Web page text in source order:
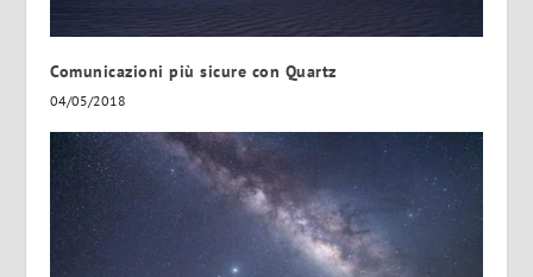
Comunicazioni più sicure con Quartz
04/05/2018